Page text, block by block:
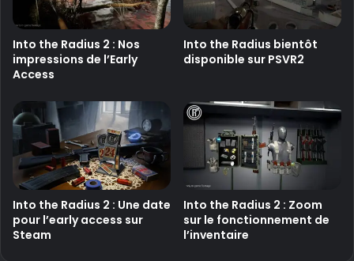
Into the Radius 2 : Nos
impressions de l’Early
Access
Into the Radius bientôt
disponible sur PSVR2
Into the Radius 2 : Une date
pour l’early access sur
Steam
Into the Radius 2 : Zoom
sur le fonctionnement de
l’inventaire